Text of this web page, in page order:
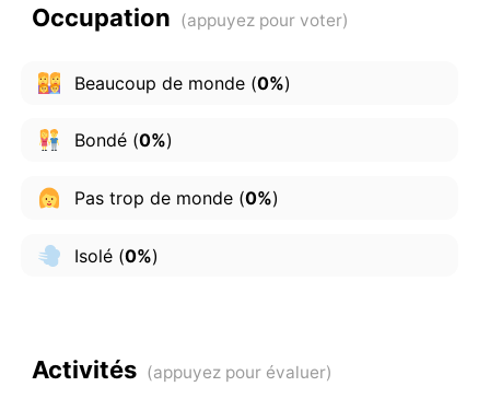
Occupation
Beaucoup de monde(0%)
Bondé(0%)
Pas trop de monde(0%)
Isolé(0%)
Activités